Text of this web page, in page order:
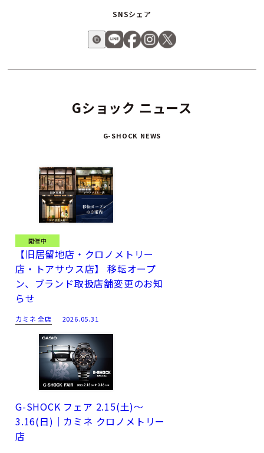
Gショック ニュース
G-SHOCK NEWS
開催中
【旧居留地店・クロノメトリー
店・トアサウス店】 移転オープ
ン、ブランド取扱店舗変更のお知
らせ
カミネ 全店 2026.05.31
G-SHOCK フェア 2.15(土)～
3.16(日)｜カミネ クロノメトリー
店
SNSシェア